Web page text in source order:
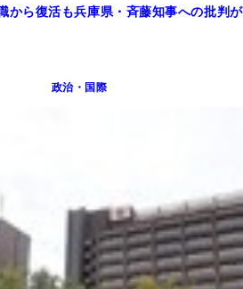
から復活も兵庫県・斉藤知事への批判が
政治・国際